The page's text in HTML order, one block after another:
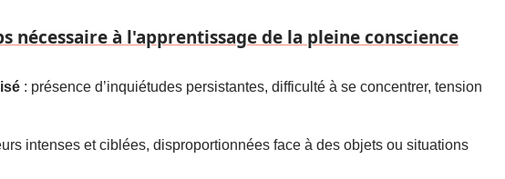
nécessaire à l'apprentissage de la pleine conscience
: présence d’inquiétudes persistantes, difficulté à se concentrer, tension
intenses et ciblées, disproportionnées face à des objets ou situations